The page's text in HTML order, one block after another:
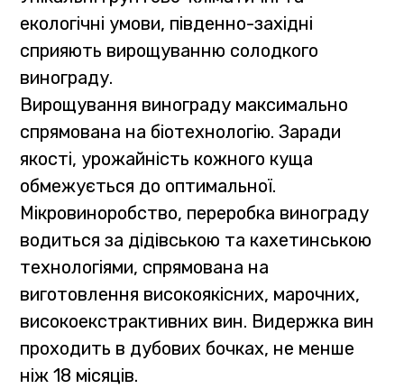
екологічні умови, південно-західні
сприяють вирощуванню солодкого
винограду.
Вирощування винограду максимально
спрямована на біотехнологію. Заради
якості, урожайність кожного куща
обмежується до оптимальної.
Мікровиноробство, переробка винограду
водиться за дідівською та кахетинською
технологіями, спрямована на
виготовлення високоякісних, марочних,
високоекстрактивних вин. Видержка вин
проходить в дубових бочках, не менше
ніж 18 місяців.